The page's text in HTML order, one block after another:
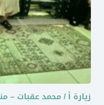
زيارة أ / محمد عقبات